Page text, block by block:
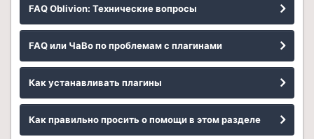
FAQ Oblivion: Технические вопросы
FAQ или ЧаВо по проблемам с плагинами
Как устанавливать плагины
Как правильно просить о помощи в этом разделе